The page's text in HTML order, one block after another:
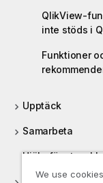
QlikView-
inte stöds i
Funktioner
Upptäck
Samarbeta
Hjälp för
We use